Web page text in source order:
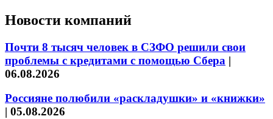
Новости компаний
Почти 8 тысяч человек в СЗФО решили свои
проблемы с кредитами с помощью Сбера |
06.08.2026
Россияне полюбили «раскладушки» и «книжки»
| 05.08.2026